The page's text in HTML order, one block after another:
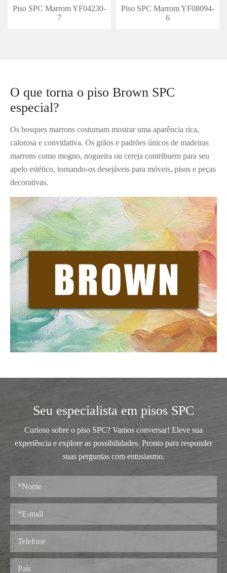
Piso SPC Marrom YF04230-
7
Piso SPC Marrom YF08094-
6
O que torna o piso Brown SPC
especial?
Os bosques marrons costumam mostrar uma aparência rica,
calorosa e convidativa. Os grãos e padrões únicos de madeiras
marrons como mogno, nogueira ou cereja contribuem para seu
apelo estético, tornando-os desejáveis para móveis, pisos e peças
decorativas.
Seu especialista em pisos SPC
Curioso sobre o piso SPC? Vamos conversar! Eleve sua
experiência e explore as possibilidades. Pronto para responder
suas perguntas com entusiasmo.